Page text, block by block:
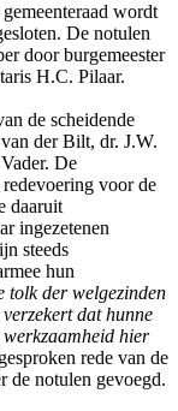
wordt
De notulen
door burgemeester
H.C. Pilaar.
de scheidende
der Bilt, dr. J.W.
De
redevoering voor de
daaruit
ingezetenen
steeds
hun
tolk der welgezinden
dat hunne
hier
rede van de
de notulen gevoegd.